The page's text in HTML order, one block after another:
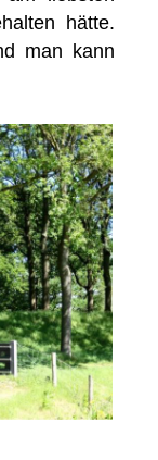
hätte.
man kann